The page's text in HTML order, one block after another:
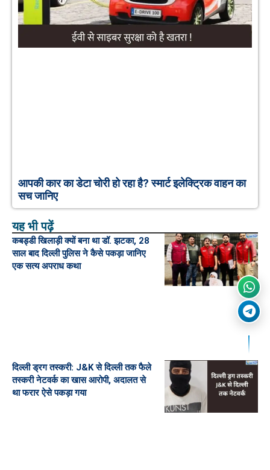
आपकी कार का डेटा चोरी हो रहा है? स्मार्ट इलेक्ट्रिक वाहन का
सच जानिए
यह भी पढ़ें
कबड्डी खिलाड़ी क्यों बना था डॉ. झटका, 28
साल बाद दिल्ली पुलिस ने कैसे पकड़ा जानिए
एक सत्य अपराध कथा
दिल्ली ड्रग तस्करी: J&K से दिल्ली तक फैले
तस्करी नेटवर्क का खास आरोपी, अदालत से
था फरार ऐसे पकड़ा गया